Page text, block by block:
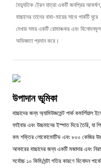
বৈদ্যুতিক ট্রেন যাত্রা একটি জনপ্রিয়
বাচ্চাদের তাদের বাবা-মায়ের সাথে পার্কটি ঘুরে
দেখার সময় একটি রোমাঞ্চকর এবং
অভিজ্ঞতা প্রদান করে।
উপাদান ভূমিকা
বাচ্চাদের জন্য অ্যামিউজমেন্ট পার্ক
ফাইবার এবং উচ্চমানের ইস্পাত দিয়ে তৈরি, যা
কম শক্তির লোকোমোটিভ এবং ৮০০ কেজির
আকারের বাচ্চাদের জন্য একটি মজাদার এবং
সর্বোচ্চ ১০ কিমি/ঘন্টা গতির কারণে বিনোদন